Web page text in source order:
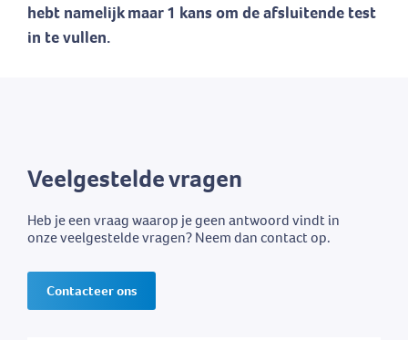
hebt namelijk maar 1 kans om de afsluitende test
in te vullen.
Veelgestelde vragen
Heb je een vraag waarop je geen antwoord vindt in
onze veelgestelde vragen? Neem dan contact op.
Contacteer ons